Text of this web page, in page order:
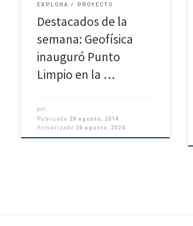
EXPLORA
PROYECTO
Destacados de la
semana: Geofísica
inauguró Punto
Limpio en la …
por
Publicada 28 agosto, 2014
Actualizado 26 agosto, 2024